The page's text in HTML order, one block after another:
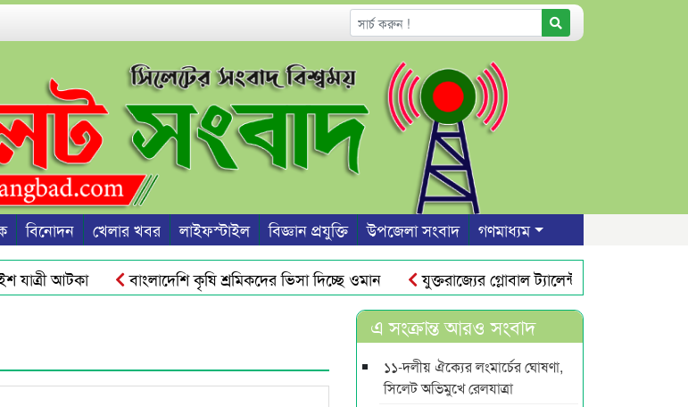
বিনোদন খেলার খবর লাইফস্টাইল বিজ্ঞান প্রযুক্তি উপজেলা সংবাদ গণমাধ্যম
আটকা বাংলাদেশি কৃষি শ্রমিকদের ভিসা দিচ্ছে ওমান
যুক্তরাজ্যের গ্লোবাল ট্যালেন্ট ভিসা : তিন বছরে
রোধে সিলেটে ১১ দলীয় ঐক্যের স্মারকলিপি সিলেট নগরীতে যানজট নিরসনে সিটি বাস চালুর দাবি
এ সংক্রান্ত আরও সংবাদ
১১-দলীয় ঐক্যের লংমার্চের ঘোষণা,
সিলেট অভিমুখে রেলযাত্রা